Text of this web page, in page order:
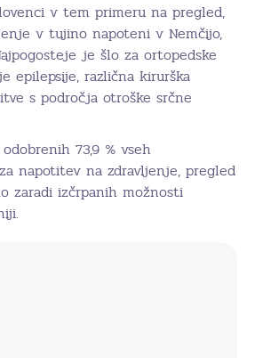
v tem primeru na pregled,
v tujino napoteni v Nemčijo,
je šlo za ortopedske
epilepsije, različna kirurška
s področja otroške srčne
73,9 % vseh
napotitev na zdravljenje, pregled
zaradi izčrpanih možnosti